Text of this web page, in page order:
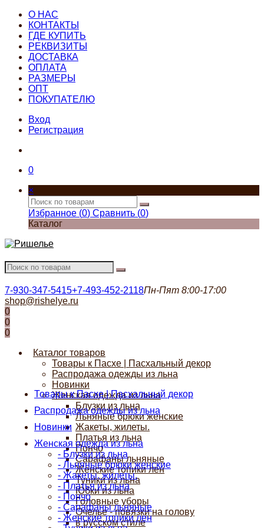
О НАС
КОНТАКТЫ
ГДЕ КУПИТЬ
РЕКВИЗИТЫ
ДОСТАВКА
ОПЛАТА
РАЗМЕРЫ
ОПТ
ПОКУПАТЕЛЮ
Вход
Регистрация
0
×
Избранное (0) Сравнить (0)
Каталог
7-930-347-5415+7-493-452-2118Пн-Пят 8:00-17:00
shop@rishelye.ru
0
0
0
Каталог товаров
Товары к Пасхе | Пасхальный декор
Распродажа одежды из льна
Новинки
Женская одежда из льна
Блузки из льна
Льняные брюки женские
Жакеты, жилеты.
Платья из льна
Пончо
Сарафаны льняные
Женские топики лен
Туники из льна
Юбки из льна
Головные уборы
Очелье - повязки на голову
в русском стиле
Товары к Пасхе | Пасхальный декор
Распродажа одежды из льна
Новинки
Женская одежда из льна
- Блузки из льна
- Льняные брюки женские
- Жакеты, жилеты.
- Платья из льна
- Пончо
- Сарафаны льняные
- Женские топики лен